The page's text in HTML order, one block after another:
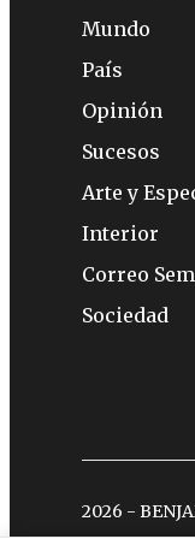
Mundo
País
Opinión
Sucesos
Arte y
Interior
Correo
Sociedad
2026 -